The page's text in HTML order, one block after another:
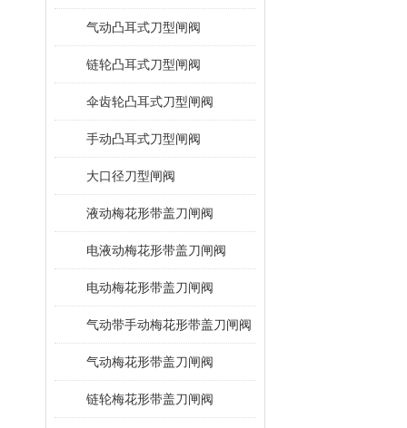
气动凸耳式刀型闸阀
链轮凸耳式刀型闸阀
伞齿轮凸耳式刀型闸阀
手动凸耳式刀型闸阀
大口径刀型闸阀
液动梅花形带盖刀闸阀
电液动梅花形带盖刀闸阀
电动梅花形带盖刀闸阀
气动带手动梅花形带盖刀闸阀
气动梅花形带盖刀闸阀
链轮梅花形带盖刀闸阀